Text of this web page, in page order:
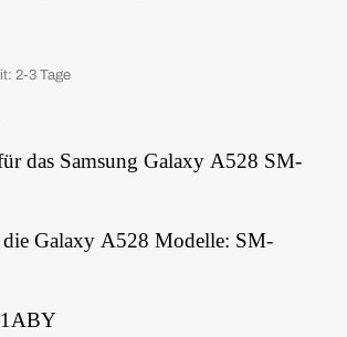
2-3 Tage
das Samsung Galaxy A528 SM-
Galaxy A528 Modelle: SM-